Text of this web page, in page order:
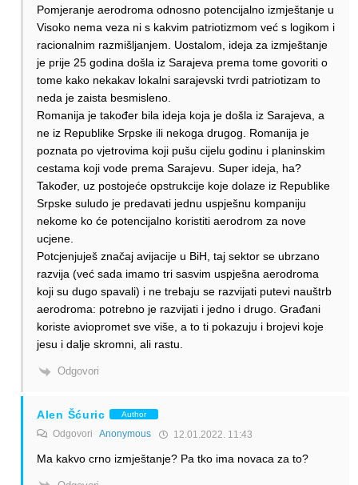
Pomjeranje aerodroma odnosno potencijalno izmještanje u
Visoko nema veza ni s kakvim patriotizmom već s logikom i
racionalnim razmišljanjem. Uostalom, ideja za izmještanje
je prije 25 godina došla iz Sarajeva prema tome govoriti o
tome kako nekakav lokalni sarajevski tvrdi patriotizam to
neda je zaista besmisleno.
Romanija je također bila ideja koja je došla iz Sarajeva, a
ne iz Republike Srpske ili nekoga drugog. Romanija je
poznata po vjetrovima koji pušu cijelu godinu i planinskim
cestama koji vode prema Sarajevu. Super ideja, ha?
Također, uz postojeće opstrukcije koje dolaze iz Republike
Srpske suludo je predavati jednu uspješnu kompaniju
nekome ko će potencijalno koristiti aerodrom za nove
ucjene.
Potcjenjuješ značaj avijacije u BiH, taj sektor se ubrzano
razvija (već sada imamo tri sasvim uspješna aerodroma
koji su dugo spavali) i ne trebaju se razvijati putevi nauštrb
aerodroma: potrebno je razvijati i jedno i drugo. Građani
koriste aviopromet sve više, a to ti pokazuju i brojevi koje
jesu i dalje skromni, ali rastu.
Odgovori
Alen Šćuric Author
Odgovori Anonymous 12.01.2022. 11:43
Ma kakvo crno izmještanje? Pa tko ima novaca za to?